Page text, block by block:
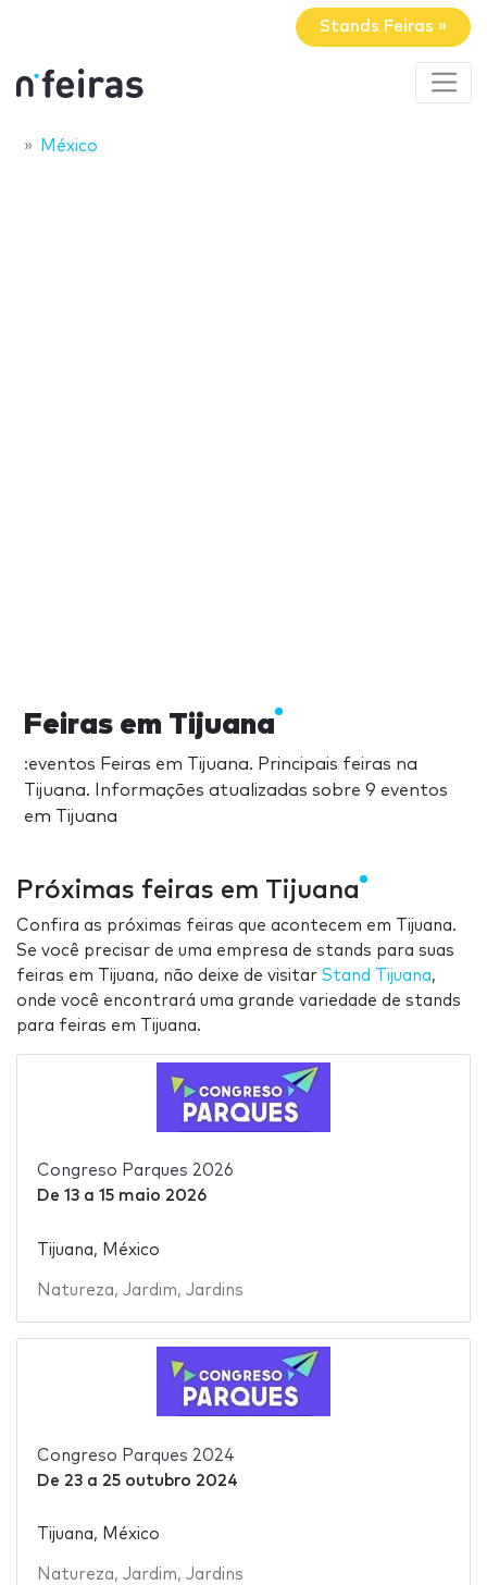
Stands Feiras »
México
Feiras em Tijuana
:eventos Feiras em Tijuana. Principais feiras na
Tijuana. Informações atualizadas sobre 9 eventos
em Tijuana
Próximas feiras em Tijuana
Confira as próximas feiras que acontecem em Tijuana.
Se você precisar de uma empresa de stands para suas
feiras em Tijuana, não deixe de visitar Stand Tijuana,
onde você encontrará uma grande variedade de stands
para feiras em Tijuana.
Congreso Parques 2026
De 13a 15 maio 2026
Tijuana, México
Natureza, Jardim, Jardins
Congreso Parques 2024
De 23a 25 outubro 2024
Tijuana, México
Natureza, Jardim, Jardins